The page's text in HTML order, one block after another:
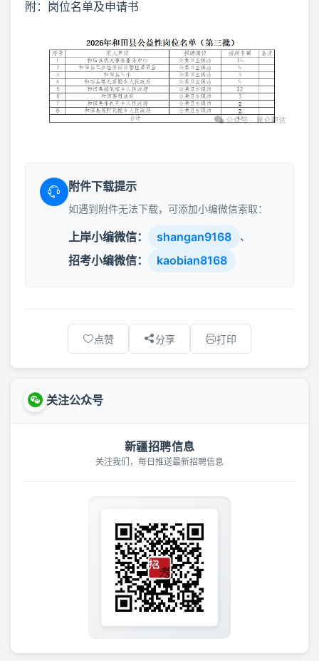
附：岗位名单及申请书
附件下载提示
如遇到附件无法下载，可添加小编微信索取：
上岸小编微信： shangan9168 、
招考小编微信： kaobian8168
点赞 分享 打印
关注公众号
新疆招聘信息
关注我们，每日推送最新招聘信息